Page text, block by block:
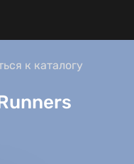
к каталогу